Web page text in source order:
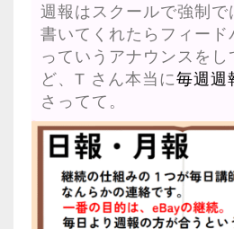
週報はスクールで強制で
書いてくれたらフィード
っていうアナウンスをし
ど、T さん本当に毎週週
さってて。